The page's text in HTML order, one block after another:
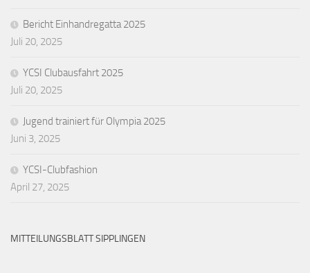
Bericht Einhandregatta 2025
Juli 20, 2025
YCSI Clubausfahrt 2025
Juli 20, 2025
Jugend trainiert für Olympia 2025
Juni 3, 2025
YCSI-Clubfashion
April 27, 2025
MITTEILUNGSBLATT SIPPLINGEN